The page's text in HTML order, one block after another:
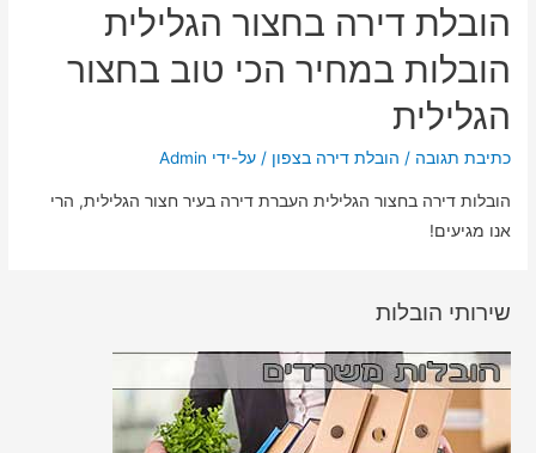
הובלת דירה בחצור הגלילית
הובלות במחיר הכי טוב בחצור
הגלילית
כתיבת תגובה / הובלת דירה בצפון / על-ידי Admin
הובלות דירה בחצור הגלילית העברת דירה בעיר חצור הגלילית, הרי
אנו מגיעים!
שירותי הובלות